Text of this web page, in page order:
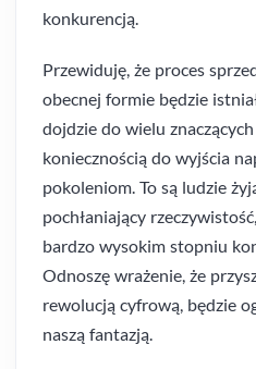
konkurencją.
Przewiduję, że proces
obecnej formie będzie
dojdzie do wielu
koniecznością do wyjścia
pokoleniom. To są ludzie
pochłaniający
bardzo wysokim stopniu
Odnoszę wrażenie, że
rewolucją cyfrową, będzie
naszą fantazją.